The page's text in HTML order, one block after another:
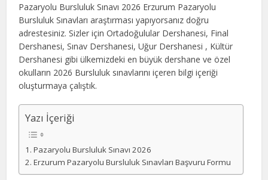
Pazaryolu Bursluluk Sınavı 2026 Erzurum Pazaryolu
Bursluluk Sınavları araştırması yapıyorsanız doğru
adrestesiniz. Sizler için Ortadoğulular Dershanesi, Final
Dershanesi, Sınav Dershanesi, Uğur Dershanesi , Kültür
Dershanesi gibi ülkemizdeki en büyük dershane ve özel
okulların 2026 Bursluluk sınavlarını içeren bilgi içeriği
oluşturmaya çalıştık.
Yazı İçeriği
Pazaryolu Bursluluk Sınavı 2026
Erzurum Pazaryolu Bursluluk Sınavları Başvuru Formu